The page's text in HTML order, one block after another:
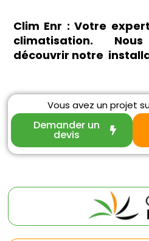
Clim Enr : Votre
climatisation.
découvrir notre
Vous avez un projet
Demander un
devis